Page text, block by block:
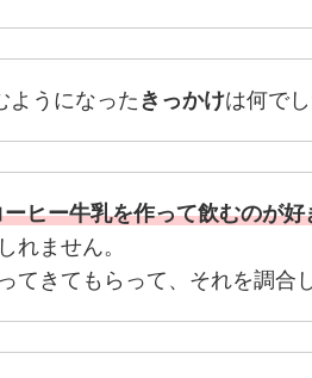
ようになった きっかけは何で
ーヒー牛乳を作って飲むのが好
れません。
てきてもらって、それを調合